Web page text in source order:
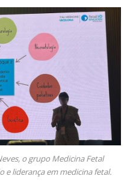
o grupo Medicina Fetal
e liderança em medicina fetal.